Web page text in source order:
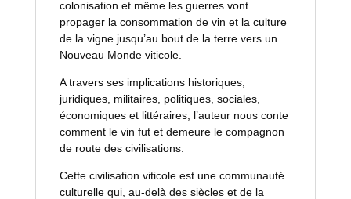
colonisation et même les guerres vont
propager la consommation de vin et la culture
de la vigne jusqu’au bout de la terre vers un
Nouveau Monde viticole.
A travers ses implications historiques,
juridiques, militaires, politiques, sociales,
économiques et littéraires, l’auteur nous conte
comment le vin fut et demeure le compagnon
de route des civilisations.
Cette civilisation viticole est une communauté
culturelle qui, au-delà des siècles et de la